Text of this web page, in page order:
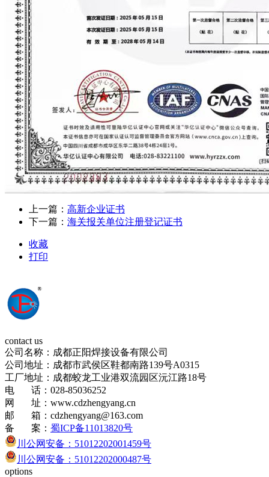
上一篇： 高新企业证书
下一篇： 海关报关单位注册登记证书
收藏
打印
contact us
公司名称：成都正阳焊接设备有限公司
公司地址：成都市武侯区鞋都南路139号A0315
工厂地址：成都蛟龙工业港双流园区沅江路18号
电 话：028-85036252
网 址：www.cdzhengyang.cn
邮 箱：cdzhengyang@163.com
备 案： 蜀ICP备11013820号
川公网安备：51012202001459号
川公网安备：51012202000487号
options